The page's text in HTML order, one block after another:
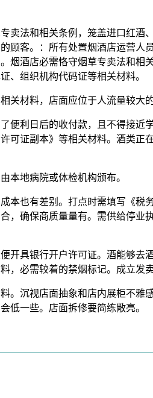
法和相关条例，笼盖进口红酒
顾客。：所有处置烟酒店运营人
烟酒店必需恪守烟草专卖法和相
、组织机构代码证等相关材料。
材料，店面应位于人流量较大的
利日后的收付款，且不得接近
可证副本》等相关材料。酒类正
地病院或体检机构颁布。
也有差别。打点时需填写《税务
，确保商质量量有。需供给停业
具银行开户许可证。酒能够去
，必需较着的禁烟标记。成立发卖
沉视店面抽象和店内展柜不雅
低一些。店面拆修要简练敞亮。